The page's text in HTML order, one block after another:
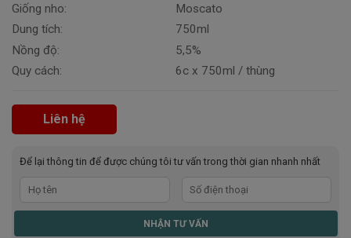
Giống nho:
Dung tích:
Nồng độ:
Quy cách:
Moscato
750ml
5,5%
6c x 750ml / thùng
Liên hệ
Để lại thông tin để được chúng tôi tư vấn trong thời gian nhanh nhất